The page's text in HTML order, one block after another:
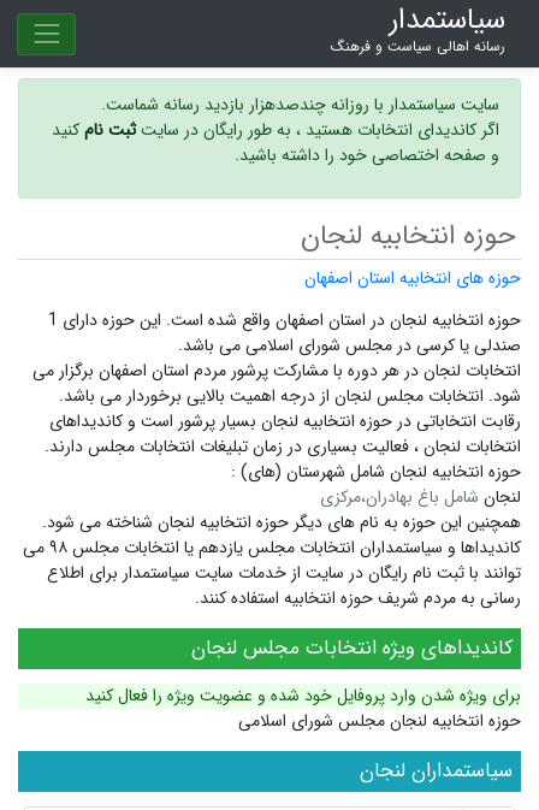
سیاستمدار
رسانه اهالی سیاست و فرهنگ
سایت سیاستمدار با روزانه چندصدهزار بازدید رسانه شماست.
اگر کاندیدای انتخابات هستید ، به طور رایگان در سایتثبت نامکنید
و صفحه اختصاصی خود را داشته باشید.
حوزه انتخابیه لنجان
حوزه های انتخابیه استان اصفهان
حوزه انتخابیه لنجان در استان اصفهان واقع شده است. این حوزه دارای 1
صندلی یا کرسی در مجلس شورای اسلامی می باشد.
انتخابات لنجان در هر دوره با مشارکت پرشور مردم استان اصفهان برگزار می
شود. انتخابات مجلس لنجان از درجه اهمیت بالایی برخوردار می باشد.
رقابت انتخاباتی در حوزه انتخابیه لنجان بسیار پرشور است و کاندیداهای
انتخابات لنجان ،فعالیت بسیاری در زمان تبلیغات انتخابات مجلس دارند.
حوزه انتخابیه لنجان شامل شهرستان (های) :
لنجان شامل باغ بهادران،مرکزی
همچنین این حوزه به نام های دیگر حوزه انتخابیه لنجان شناخته می شود.
کاندیداها و سیاستمداران انتخابات مجلس یازدهم یا انتخابات مجلس ۹۸ می
توانند با ثبت نام رایگان در سایت از خدمات سایت سیاستمدار برای اطلاع
رسانی به مردم شریف حوزه انتخابیه استفاده کنند.
کاندیداهای ویژه انتخابات مجلس لنجان
برای ویژه شدن وارد پروفایل خود شده و عضویت ویژه را فعال کنید
حوزه انتخابیه لنجان مجلس شورای اسلامی
سیاستمداران لنجان